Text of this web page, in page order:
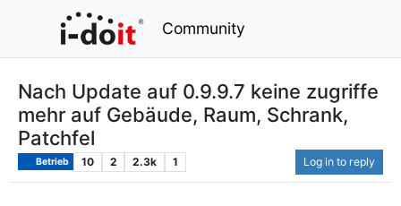
Community
Nach Update auf 0.9.9.7 keine zugriffe
mehr auf Gebäude, Raum, Schrank,
Patchfel
Betrieb 10 2 2.3k 1 Log in to reply